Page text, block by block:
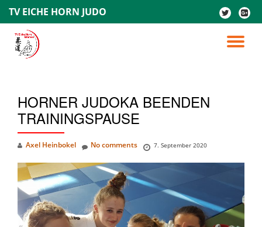
content
TV EICHE HORN JUDO
fa-
twitter
fa-
plus-
square
HORNER JUDOKA BEENDEN
TRAININGSPAUSE
Axel Heinbokel 7. September 2020
No comments